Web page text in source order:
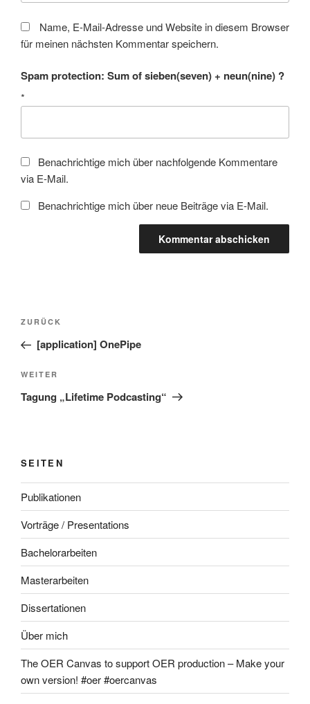
Name, E-Mail-Adresse und Website in diesem Browser
für meinen nächsten Kommentar speichern.
Spam protection: Sum of sieben(seven) + neun(nine) ?
*
Benachrichtige mich über nachfolgende Kommentare
via E-Mail.
Benachrichtige mich über neue Beiträge via E-Mail.
Beitragsnavigation
Vorheriger
Beitrag
ZURÜCK
[application] OnePipe
Nächster
Beitrag
WEITER
Tagung „Lifetime Podcasting“
SEITEN
Publikationen
Vorträge / Presentations
Bachelorarbeiten
Masterarbeiten
Dissertationen
Über mich
The OER Canvas to support OER production – Make your
own version! #oer #oercanvas